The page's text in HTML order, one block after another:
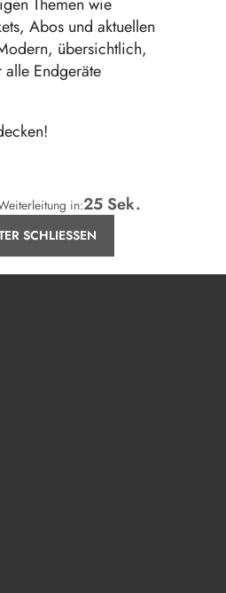
draus macht.
sind Sie für
Deutschland mit
Abos und aktuellen
übersichtlich,
Endgeräte
SCHLIESSEN
in:24 Sek.